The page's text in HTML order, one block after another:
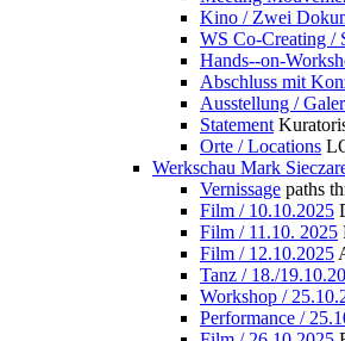
Kino / Zwei
WS Co-Creating /
Hands--on-
Abschluss mit
Ausstellung /
Statement
Orte / Locations
Werkschau Mark
Vernissage paths
Film / 10.10.2025
Film / 11.10. 2025
Film / 12.10.2025
Tanz / 18./
Workshop /
Performance /